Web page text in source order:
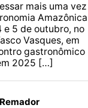
mais uma vez
Amazônica
e 5 de outubro, no
Vasques, em
gastronômico
2025 […]